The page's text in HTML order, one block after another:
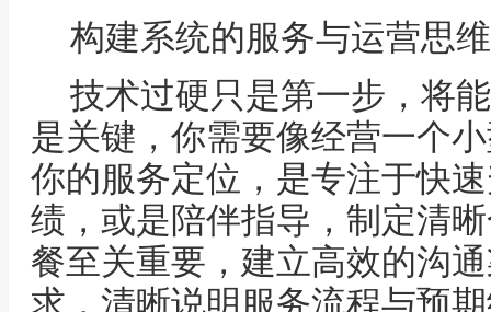
构建系统的服务与运营思维
技术过硬只是第一步，将
是关键，你需要像经营一个
你的服务定位，是专注于快
绩，或是陪伴指导，制定清
餐至关重要，建立高效的沟
求，清晰说明服务流程与预